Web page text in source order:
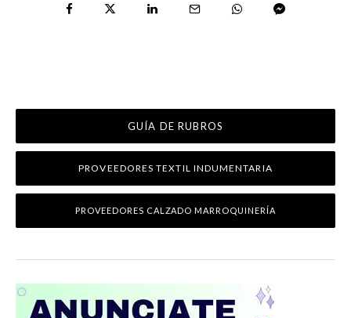
GUÍA DE RUBROS
PROVEEDORES TEXTIL INDUMENTARIA
PROVEEDORES CALZADO MARROQUINERÍA